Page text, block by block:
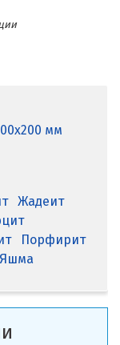
мм
Жадеит
Порфирит
Яшма